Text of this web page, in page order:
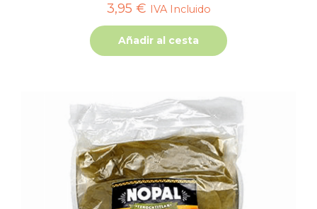
3,95 € IVA Incluido
Añadir al cesta